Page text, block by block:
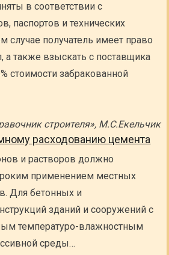
в соответствии с
паспортов и технических
случае получатель имеет право
а также взыскать с поставщика
стоимости забракованной
строителя», М.С.Екельчик
расходованию цемента
и растворов должно
применением местных
Для бетонных и
зданий и сооружений с
температуро-влажностным
среды…